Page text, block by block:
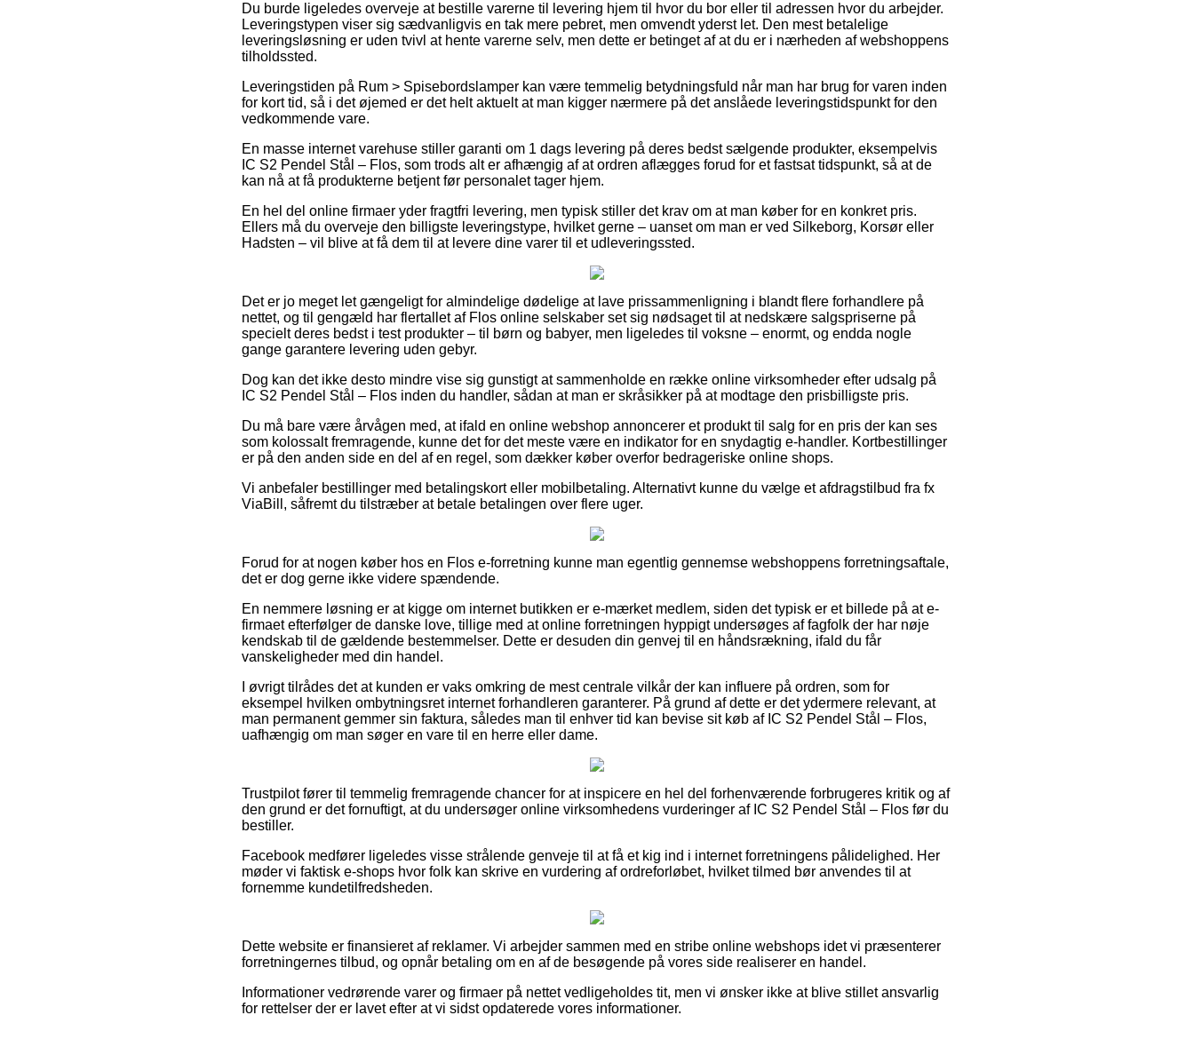
Du burde ligeledes overveje at bestille varerne til levering hjem til hvor du bor eller til adressen hvor du arbejder.
Leveringstypen viser sig sædvanligvis en tak mere pebret, men omvendt yderst let. Den mest betalelige
leveringsløsning er uden tvivl at hente varerne selv, men dette er betinget af at du er i nærheden af webshoppens
tilholdssted.
Leveringstiden på Rum > Spisebordslamper kan være temmelig betydningsfuld når man har brug for varen inden
for kort tid, så i det øjemed er det helt aktuelt at man kigger nærmere på det anslåede leveringstidspunkt for den
vedkommende vare.
En masse internet varehuse stiller garanti om 1 dags levering på deres bedst sælgende produkter, eksempelvis
IC S2 Pendel Stål – Flos, som trods alt er afhængig af at ordren aflægges forud for et fastsat tidspunkt, så at de
kan nå at få produkterne betjent før personalet tager hjem.
En hel del online firmaer yder fragtfri levering, men typisk stiller det krav om at man køber for en konkret pris.
Ellers må du overveje den billigste leveringstype, hvilket gerne – uanset om man er ved Silkeborg, Korsør eller
Hadsten – vil blive at få dem til at levere dine varer til et udleveringssted.
Det er jo meget let gængeligt for almindelige dødelige at lave prissammenligning i blandt flere forhandlere på
nettet, og til gengæld har flertallet af Flos online selskaber set sig nødsaget til at nedskære salgspriserne på
specielt deres bedst i test produkter – til børn og babyer, men ligeledes til voksne – enormt, og endda nogle
gange garantere levering uden gebyr.
Dog kan det ikke desto mindre vise sig gunstigt at sammenholde en række online virksomheder efter udsalg på
IC S2 Pendel Stål – Flos inden du handler, sådan at man er skråsikker på at modtage den prisbilligste pris.
Du må bare være årvågen med, at ifald en online webshop annoncerer et produkt til salg for en pris der kan ses
som kolossalt fremragende, kunne det for det meste være en indikator for en snydagtig e-handler. Kortbestillinger
er på den anden side en del af en regel, som dækker køber overfor bedrageriske online shops.
Vi anbefaler bestillinger med betalingskort eller mobilbetaling. Alternativt kunne du vælge et afdragstilbud fra fx
ViaBill, såfremt du tilstræber at betale betalingen over flere uger.
Forud for at nogen køber hos en Flos e-forretning kunne man egentlig gennemse webshoppens forretningsaftale,
det er dog gerne ikke videre spændende.
En nemmere løsning er at kigge om internet butikken er e-mærket medlem, siden det typisk er et billede på at e-
firmaet efterfølger de danske love, tillige med at online forretningen hyppigt undersøges af fagfolk der har nøje
kendskab til de gældende bestemmelser. Dette er desuden din genvej til en håndsrækning, ifald du får
vanskeligheder med din handel.
I øvrigt tilrådes det at kunden er vaks omkring de mest centrale vilkår der kan influere på ordren, som for
eksempel hvilken ombytningsret internet forhandleren garanterer. På grund af dette er det ydermere relevant, at
man permanent gemmer sin faktura, således man til enhver tid kan bevise sit køb af IC S2 Pendel Stål – Flos,
uafhængig om man søger en vare til en herre eller dame.
Trustpilot fører til temmelig fremragende chancer for at inspicere en hel del forhenværende forbrugeres kritik og af
den grund er det fornuftigt, at du undersøger online virksomhedens vurderinger af IC S2 Pendel Stål – Flos før du
bestiller.
Facebook medfører ligeledes visse strålende genveje til at få et kig ind i internet forretningens pålidelighed. Her
møder vi faktisk e-shops hvor folk kan skrive en vurdering af ordreforløbet, hvilket tilmed bør anvendes til at
fornemme kundetilfredsheden.
Dette website er finansieret af reklamer. Vi arbejder sammen med en stribe online webshops idet vi præsenterer
forretningernes tilbud, og opnår betaling om en af de besøgende på vores side realiserer en handel.
Informationer vedrørende varer og firmaer på nettet vedligeholdes tit, men vi ønsker ikke at blive stillet ansvarlig
for rettelser der er lavet efter at vi sidst opdaterede vores informationer.